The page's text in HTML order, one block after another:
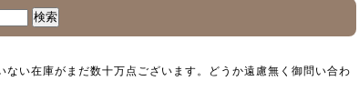
い在庫がまだ数十万点ございます。どうか遠慮無く御問い合わ